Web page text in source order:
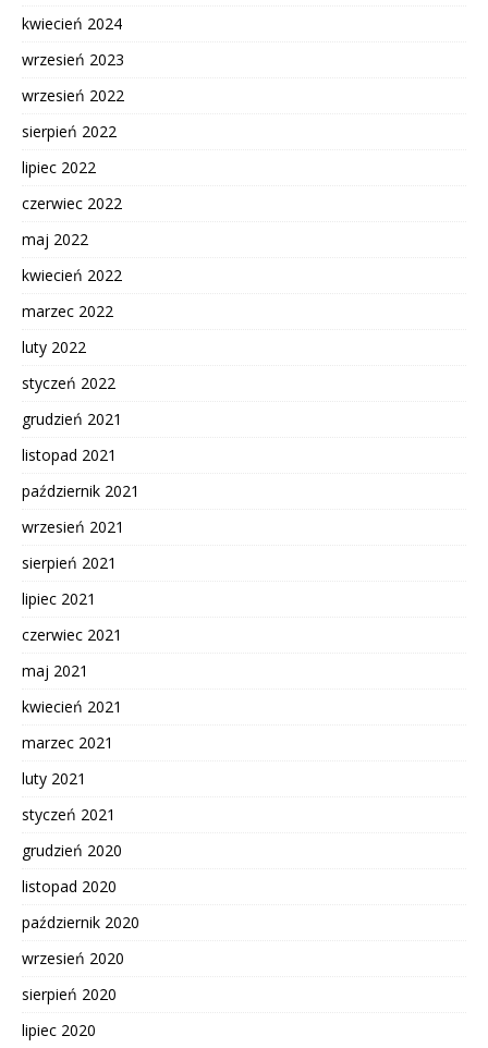
kwiecień 2024
wrzesień 2023
wrzesień 2022
sierpień 2022
lipiec 2022
czerwiec 2022
maj 2022
kwiecień 2022
marzec 2022
luty 2022
styczeń 2022
grudzień 2021
listopad 2021
październik 2021
wrzesień 2021
sierpień 2021
lipiec 2021
czerwiec 2021
maj 2021
kwiecień 2021
marzec 2021
luty 2021
styczeń 2021
grudzień 2020
listopad 2020
październik 2020
wrzesień 2020
sierpień 2020
lipiec 2020